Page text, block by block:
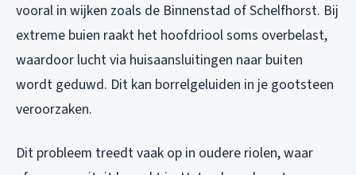
vooral in wijken zoals de Binnenstad of Schelfhorst. Bij
extreme buien raakt het hoofdriool soms overbelast,
waardoor lucht via huisaansluitingen naar buiten
wordt geduwd. Dit kan borrelgeluiden in je gootsteen
veroorzaken.
Dit probleem treedt vaak op in oudere riolen, waar